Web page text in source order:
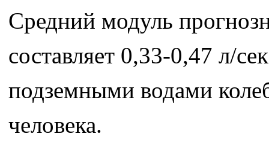
Средний модуль
составляет 0,33-0,47 л/
подземными водами
человека.